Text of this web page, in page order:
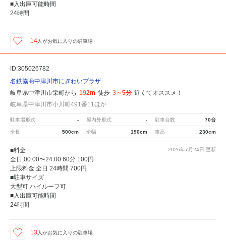
■入出庫可能時間
24時間
14 人がお気に入りの駐車場
ID:305026782
名鉄協商中津川市にぎわいプラザ
岐阜県中津川市栄町から 192m 徒歩 3～5分 近くてオススメ！
岐阜県中津川市小川町491番11ほか
駐車場形式 - 屋内外形式 - 駐車台数 70台
全長 500cm 全幅 190cm 車高 230cm
2026年7月24日 更新
■料金
全日 00:00〜24:00 60分 100円
上限料金 全日 24時間 700円
■駐車サイズ
大型可 ハイルーフ可
■入出庫可能時間
24時間
13 人がお気に入りの駐車場